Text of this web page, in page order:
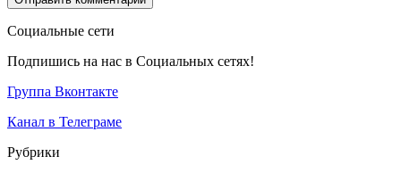
Социальные сети
Подпишись на нас в Социальных сетях!
Группа Вконтакте
Канал в Телеграме
Рубрики